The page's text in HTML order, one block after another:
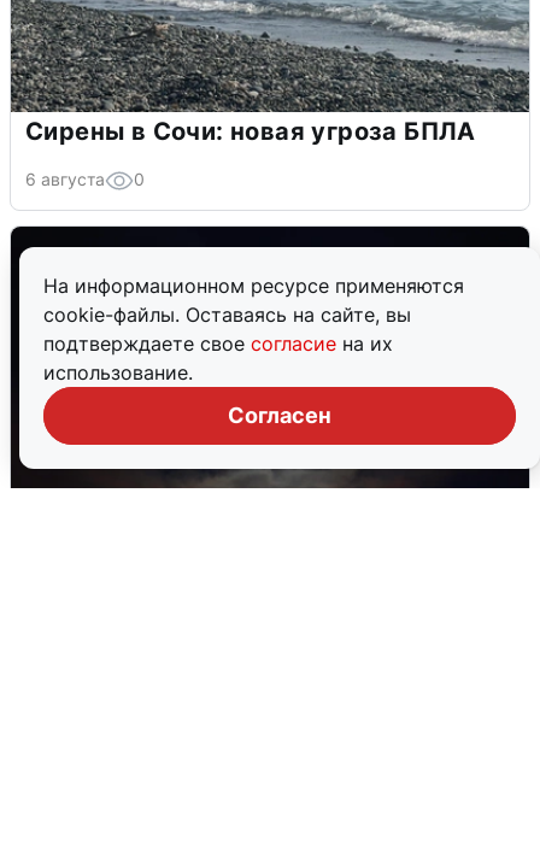
На информационном ресурсе применяются
cookie-файлы. Оставаясь на сайте, вы
подтверждаете свое согласие на их
использование.
Согласен
Сирены в Сочи: новая угроза БПЛА
6 августа 0